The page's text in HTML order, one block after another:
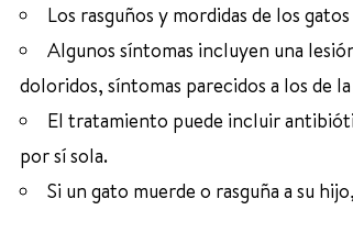
Los rasguños y mordidas de los
Algunos síntomas incluyen una
doloridos, síntomas parecidos a los de
El tratamiento puede incluir
por sí sola.
Si un gato muerde o rasguña a su